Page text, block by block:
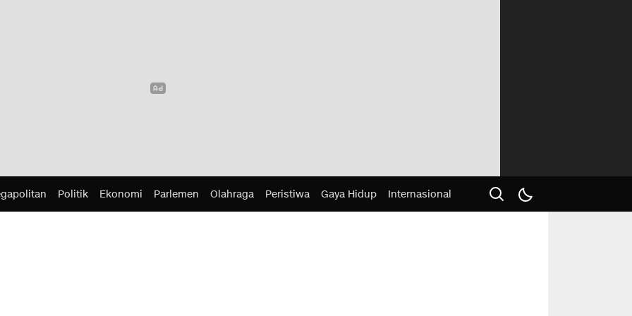
Politik Ekonomi Parlemen Olahraga Peristiwa Gaya Hidup Internasional